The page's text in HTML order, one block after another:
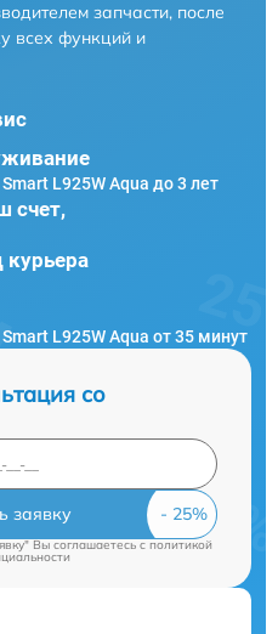
запчасти, после
всех функций и
L925W Aqua до 3 лет
счет,
L925W Aqua от 35 минут
со
заявку
Вы соглашаетесь c политикой